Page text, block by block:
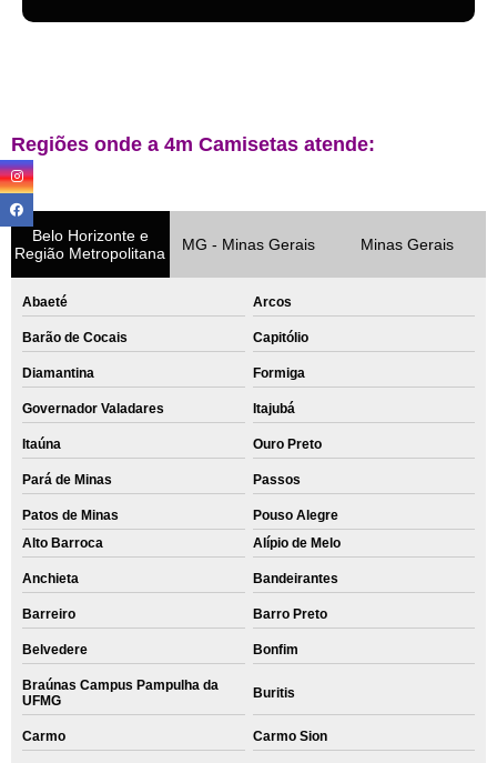
Regiões onde a 4m Camisetas atende:
Belo Horizonte e
Região Metropolitana
MG - Minas Gerais Minas Gerais
Abaeté Arcos
Barão de Cocais Capitólio
Diamantina Formiga
Governador Valadares Itajubá
Itaúna Ouro Preto
Pará de Minas Passos
Patos de Minas
Pouso Alegre
Alto Barroca
Alípio de Melo
Anchieta Bandeirantes
Barreiro Barro Preto
Belvedere Bonfim
Braúnas Campus Pampulha da
UFMG
Buritis
Carmo Carmo Sion